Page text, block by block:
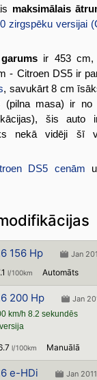
maksimālais
zirgspēku versijai
ir 453 cm,
- Citroen DS5 ir
, savukārt 8 cm
(pilna masa) ir
šis auto
nekā vidēji šī
DS5 cenām
156 Hp Jan
l/100km Automāts
200 Hp
Jan
km/h 8.2 sekundēs
versija
l/100km Manuālā
e-HDi Jan